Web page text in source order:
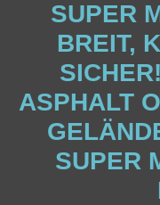
SUPER
BREIT,
ASPHALT
SUPER